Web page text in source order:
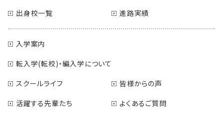
出身校一覧
進路実績
入学案内
転入学(転校)・編入学について
スクールライフ
皆様からの声
活躍する先輩たち
よくあるご質問